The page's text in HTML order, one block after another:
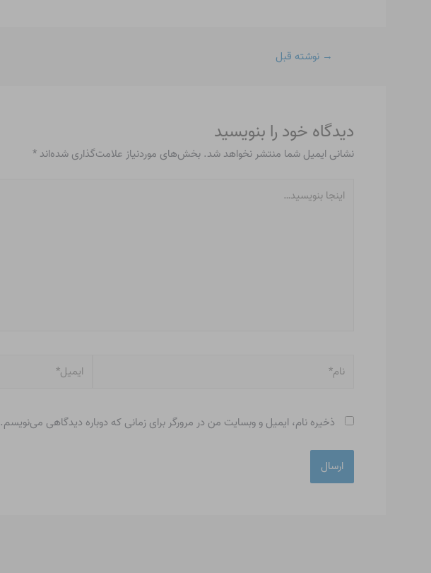
→ نوشته قبل
دیدگاه‌ خود را بنویسید
نشانی ایمیل شما منتشر نخواهد شد. بخش‌های موردنیاز علامت‌گذاری شده‌اند*
بنویسید…
ذخیره نام، ایمیل و وبسایت من در مرورگر برای زمانی که دوباره دیدگاهی می‌نویسم.